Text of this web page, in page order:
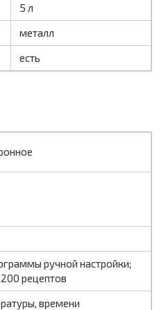
5 л
металл
есть
ручной настройки;
рецептов
времени